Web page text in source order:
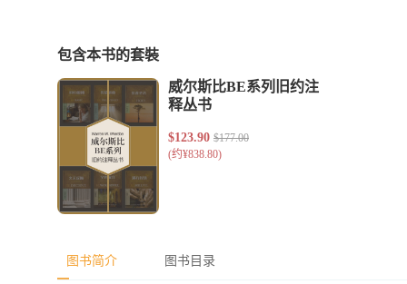
包含本书的套裝
图书简介 图书目录